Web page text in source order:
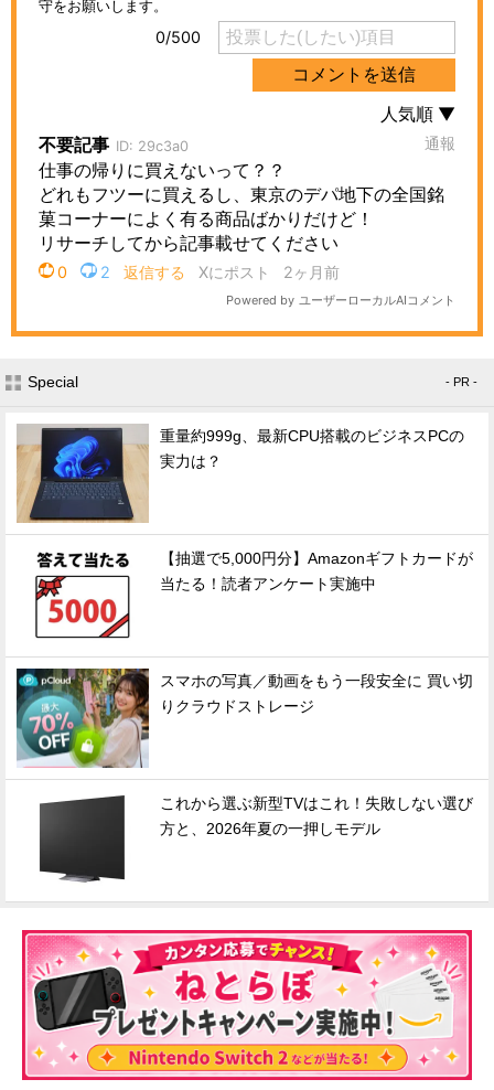
Special - PR -
重量約999g、最新CPU搭載のビジネスPCの
実力は？
【抽選で5,000円分】Amazonギフトカードが
当たる！読者アンケート実施中
スマホの写真／動画をもう一段安全に 買い切
りクラウドストレージ
これから選ぶ新型TVはこれ！失敗しない選び
方と、2026年夏の一押しモデル